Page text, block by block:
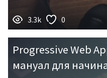
3.3k 0
Progressive Web
мануал для